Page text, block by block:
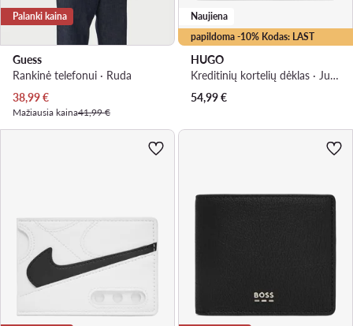
Palanki kaina
Guess
Rankinė telefonui · Ruda
Dabartinė kaina
38,99€
Mažiausia kaina41,99 €
papildoma -10% Kodas: LAST
Naujiena
HUGO
Kreditinių kortelių dėklas · Juoda
54,99€